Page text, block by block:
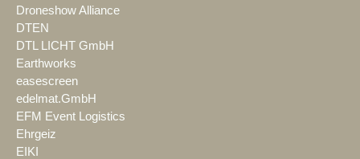
Droneshow Alliance
DTEN
DTL LICHT GmbH
Earthworks
easescreen
edelmat.GmbH
EFM Event Logistics
Ehrgeiz
EIKI